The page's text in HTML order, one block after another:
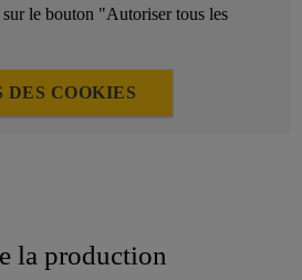
le bouton "Autoriser tous les
DES COOKIES
la production